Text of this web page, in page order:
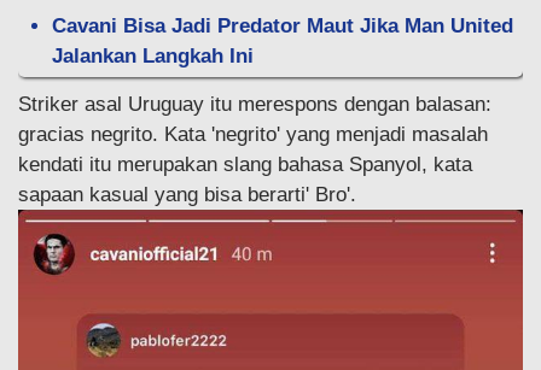
Cavani Bisa Jadi Predator Maut Jika Man United
Jalankan Langkah Ini
Striker asal Uruguay itu merespons dengan balasan:
gracias negrito. Kata 'negrito' yang menjadi masalah
kendati itu merupakan slang bahasa Spanyol, kata
sapaan kasual yang bisa berarti' Bro'.